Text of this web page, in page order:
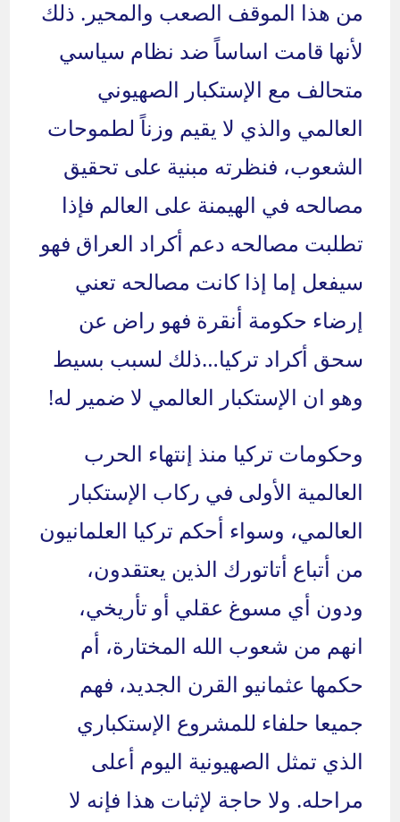
من هذا الموقف الصعب والمحير. ذلك
لأنها قامت اساساً ضد نظام سياسي
متحالف مع الإستكبار الصهيوني
العالمي والذي لا يقيم وزناً لطموحات
الشعوب، فنظرته مبنية على تحقيق
مصالحه في الهيمنة على العالم فإذا
تطلبت مصالحه دعم أكراد العراق فهو
سيفعل إما إذا كانت مصالحه تعني
إرضاء حكومة أنقرة فهو راض عن
سحق أكراد تركيا…ذلك لسبب بسيط
وهو ان الإستكبار العالمي لا ضمير له!
وحكومات تركيا منذ إنتهاء الحرب
العالمية الأولى في ركاب الإستكبار
العالمي، وسواء أحكم تركيا العلمانيون
من أتباع أتاتورك الذين يعتقدون،
ودون أي مسوغ عقلي أو تأريخي،
انهم من شعوب الله المختارة، أم
حكمها عثمانيو القرن الجديد، فهم
جميعا حلفاء للمشروع الإستكباري
الذي تمثل الصهيونية اليوم أعلى
مراحله. ولا حاجة لإثبات هذا فإنه لا